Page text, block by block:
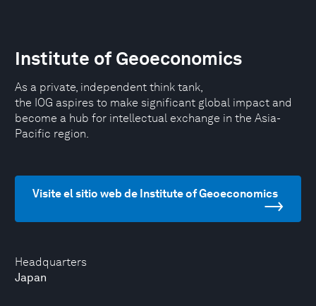
Headquarters
Japan
Institute of Geoeconomics
As a private, independent think tank,
the IOG aspires to make significant global impact and
become a hub for intellectual exchange in the Asia-
Pacific region.
Visite el sitio web de Institute of Geoeconomics